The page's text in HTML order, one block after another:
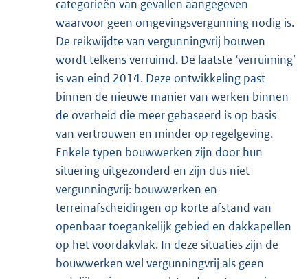
categorieën van gevallen aangegeven
waarvoor geen omgevingsvergunning nodig is.
De reikwijdte van vergunningvrij bouwen
wordt telkens verruimd. De laatste ‘verruiming’
is van eind 2014. Deze ontwikkeling past
binnen de nieuwe manier van werken binnen
de overheid die meer gebaseerd is op basis
van vertrouwen en minder op regelgeving.
Enkele typen bouwwerken zijn door hun
situering uitgezonderd en zijn dus niet
vergunningvrij: bouwwerken en
terreinafscheidingen op korte afstand van
openbaar toegankelijk gebied en dakkapellen
op het voordakvlak. In deze situaties zijn de
bouwwerken wel vergunningvrij als geen